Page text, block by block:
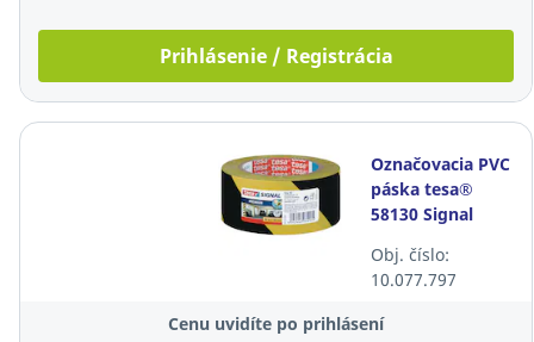
Prihlásenie / Registrácia
Označovacia PVC
páska tesa®
58130 Signal
x 66 m, čierno-
žltá
Obj. číslo:
10.077.797
Cenu uvidíte po prihlásení